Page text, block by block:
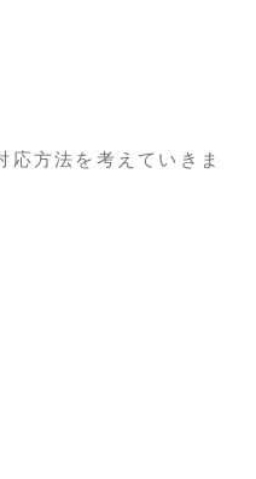
応方法を考えていきま